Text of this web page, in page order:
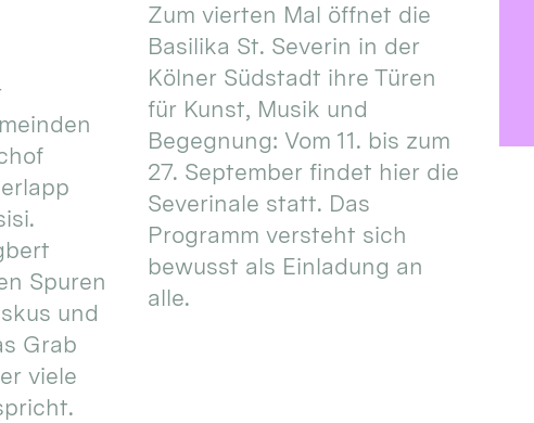
Spuren
und
Grab
viele
Zum vierten Mal öffnet die
Basilika St. Severin in der
Kölner Südstadt ihre Türen
für Kunst, Musik und
Begegnung: Vom 11. bis zum
27. September findet hier die
Severinale statt. Das
Programm versteht sich
bewusst als Einladung an
alle.